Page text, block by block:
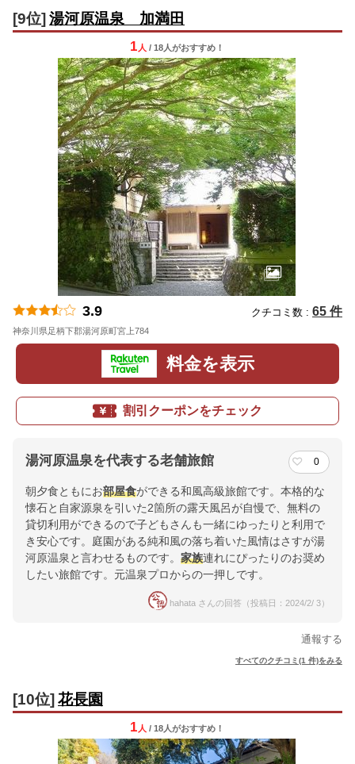
[9位] 湯河原温泉 加満田
1 人 / 18人がおすすめ！
3.9 クチコミ数 : 65 件
神奈川県足柄下郡湯河原町宮上784
料金を表示
割引クーポンをチェック
湯河原温泉を代表する老舗旅館 0
朝夕食ともにお部屋食ができる和風高級旅館です。本格的な
懐石と自家源泉を引いた2箇所の露天風呂が自慢で、無料の
貸切利用ができるので子どもさんも一緒にゆったりと利用で
き安心です。庭園がある純和風の落ち着いた風情はさすが湯
河原温泉と言わせるものです。 家族連れにぴったりのお奨め
したい旅館です。元温泉プロからの一押しです。
hahata さんの回答（投稿日：2024/2/ 3）
通報する
すべてのクチコミ(1 件)をみる
[10位] 花長園
1 人 / 18人がおすすめ！